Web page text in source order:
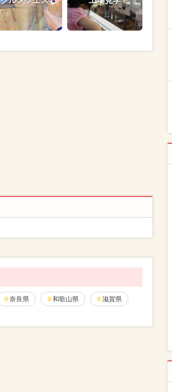
奈良県 和歌山県 滋賀県